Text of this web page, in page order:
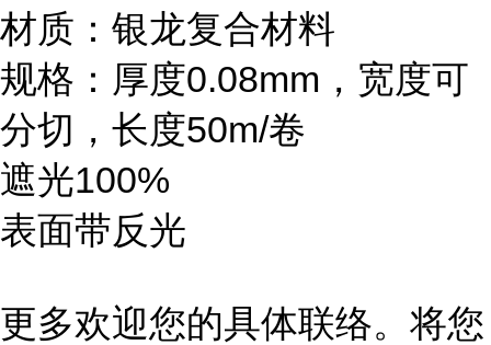
材质：银龙复合材料
规格：厚度0.08mm，宽度可
分切，长度50m/卷
遮光100%
表面带反光
更多欢迎您的具体联络。将您